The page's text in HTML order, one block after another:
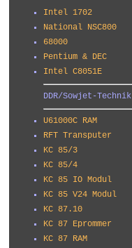
Intel 1702
National NSC800
68000
Pentium & DEC
Intel C8051E
DDR/Sowjet-Technik
U61000C RAM
RFT Transputer
KC 85/3
KC 85/4
KC 85 IO Modul
KC 85 V24 Modul
KC 87.10
KC 87 Eprommer
KC 87 RAM